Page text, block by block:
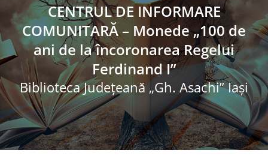
Ştiri şi evenimente
Programe şi proiecte
Interes public
CENTRUL DE INFORMARE
COMUNITARĂ – Monede „100 de
ani de la încoronarea Regelui
Ferdinand I”
Biblioteca Judeţeană „Gh. Asachi” Iaşi